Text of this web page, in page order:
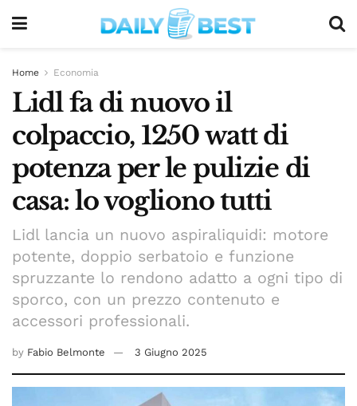
Home Economia
Lidl fa di nuovo il
colpaccio, 1250 watt di
potenza per le pulizie di
casa: lo vogliono tutti
Lidl lancia un nuovo aspiraliquidi: motore
potente, doppio serbatoio e funzione
spruzzante lo rendono adatto a ogni tipo di
sporco, con un prezzo contenuto e
accessori professionali.
by Fabio Belmonte 3 Giugno 2025